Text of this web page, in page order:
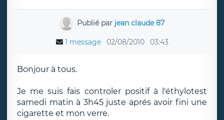
Publié par jean claude 87
1 message 02/08/2010 03:43
Bonjour à tous.
Je me suis fais controler positif à l'éthylotest
samedi matin à 3h45 juste aprés avoir fini une
cigarette et mon verre.